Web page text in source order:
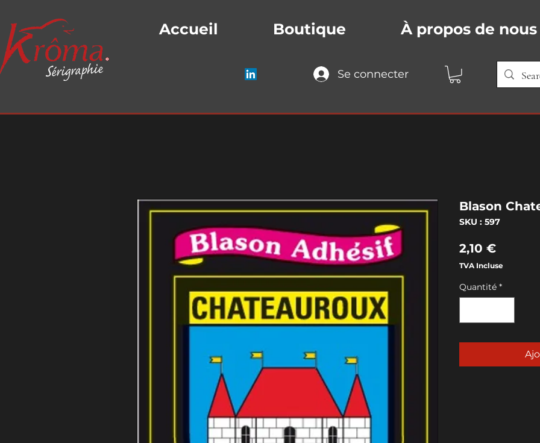
Accueil Boutique À propos de nous
Se connecter
Blason
SKU : 597
2,10 €Prix
TVA Incluse
Quantité *